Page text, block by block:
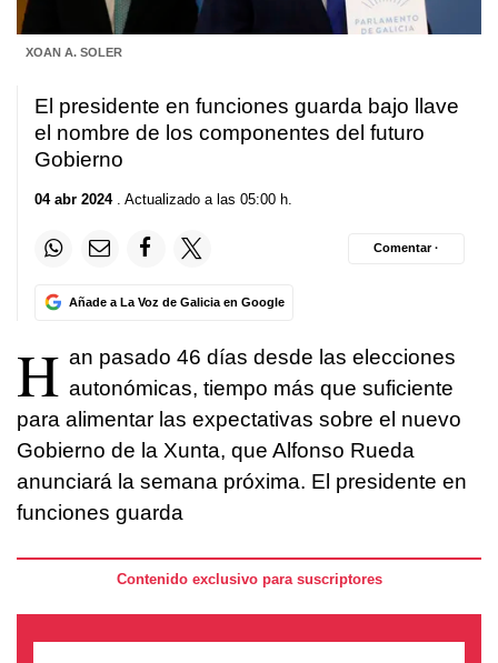
XOAN A. SOLER
El presidente en funciones guarda bajo llave
el nombre de los componentes del futuro
Gobierno
04 abr 2024. Actualizado a las 05:00 h.
Añade a La Voz de Galicia en Google
Comentar ·
H an pasado 46 días desde las elecciones
autonómicas, tiempo más que suficiente
para alimentar las expectativas sobre el nuevo
Gobierno de la Xunta, que Alfonso Rueda
anunciará la semana próxima. El presidente en
funciones guarda
Contenido exclusivo para suscriptores